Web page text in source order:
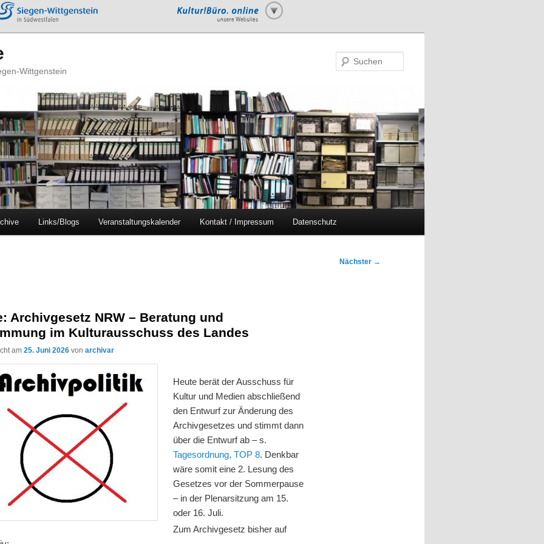
Wittgenstein
Links/Blogs Veranstaltungskalender Kontakt / Impressum Datenschutz
Nächster →
Archivgesetz NRW – Beratung und
im Kulturausschuss des Landes
am25. Juni 2026 vonarchivar
Heute berät der Ausschuss für
Kultur und Medien abschließend
den Entwurf zur Änderung des
Archivgesetzes und stimmt dann
über die Entwurf ab – s.
Tagesordnung, TOP 8. Denkbar
wäre somit eine 2. Lesung des
Gesetzes vor der Sommerpause
– in der Plenarsitzung am 15.
oder 16. Juli.
Zum Archivgesetz bisher auf